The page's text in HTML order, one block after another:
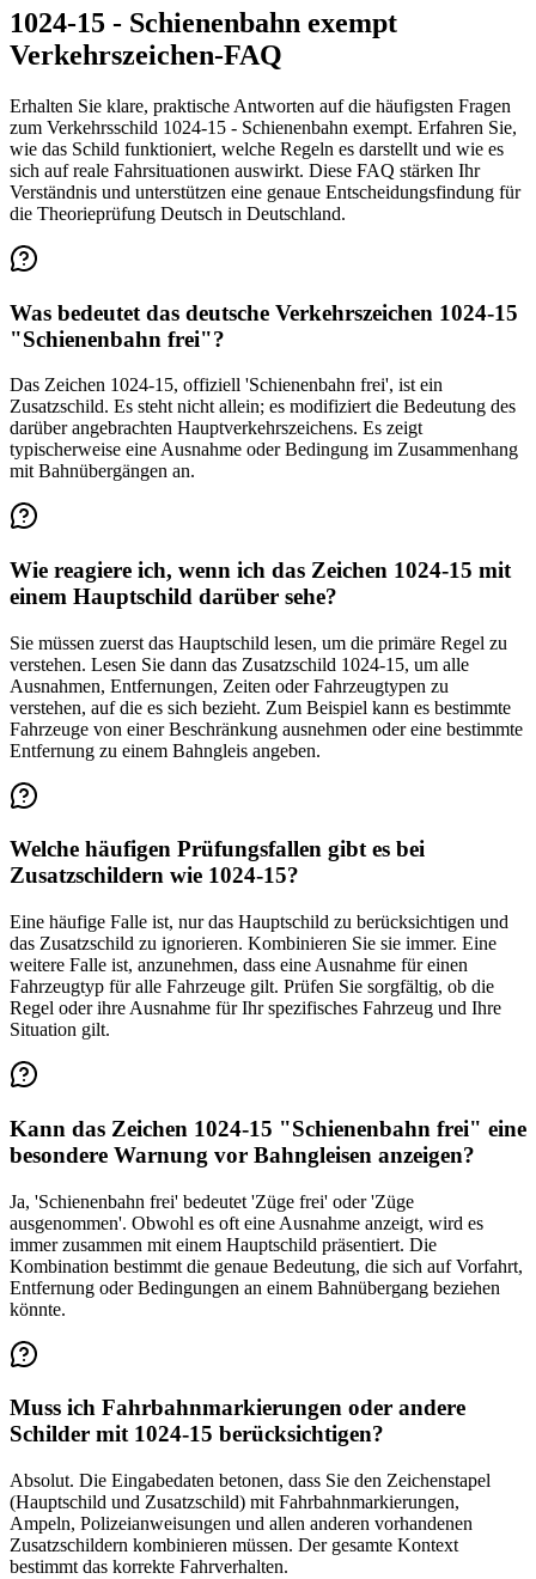
1024-15 - Schienenbahn exempt
Verkehrszeichen-FAQ
Erhalten Sie klare, praktische Antworten auf die häufigsten Fragen
zum Verkehrsschild 1024-15 - Schienenbahn exempt. Erfahren Sie,
wie das Schild funktioniert, welche Regeln es darstellt und wie es
sich auf reale Fahrsituationen auswirkt. Diese FAQ stärken Ihr
Verständnis und unterstützen eine genaue Entscheidungsfindung für
die Theorieprüfung Deutsch in Deutschland.
Was bedeutet das deutsche Verkehrszeichen 1024-15
"Schienenbahn frei"?
Das Zeichen 1024-15, offiziell 'Schienenbahn frei', ist ein
Zusatzschild. Es steht nicht allein; es modifiziert die Bedeutung des
darüber angebrachten Hauptverkehrszeichens. Es zeigt
typischerweise eine Ausnahme oder Bedingung im Zusammenhang
mit Bahnübergängen an.
Wie reagiere ich, wenn ich das Zeichen 1024-15 mit
einem Hauptschild darüber sehe?
Sie müssen zuerst das Hauptschild lesen, um die primäre Regel zu
verstehen. Lesen Sie dann das Zusatzschild 1024-15, um alle
Ausnahmen, Entfernungen, Zeiten oder Fahrzeugtypen zu
verstehen, auf die es sich bezieht. Zum Beispiel kann es bestimmte
Fahrzeuge von einer Beschränkung ausnehmen oder eine bestimmte
Entfernung zu einem Bahngleis angeben.
Welche häufigen Prüfungsfallen gibt es bei
Zusatzschildern wie 1024-15?
Eine häufige Falle ist, nur das Hauptschild zu berücksichtigen und
das Zusatzschild zu ignorieren. Kombinieren Sie sie immer. Eine
weitere Falle ist, anzunehmen, dass eine Ausnahme für einen
Fahrzeugtyp für alle Fahrzeuge gilt. Prüfen Sie sorgfältig, ob die
Regel oder ihre Ausnahme für Ihr spezifisches Fahrzeug und Ihre
Situation gilt.
Kann das Zeichen 1024-15 "Schienenbahn frei" eine
besondere Warnung vor Bahngleisen anzeigen?
Ja, 'Schienenbahn frei' bedeutet 'Züge frei' oder 'Züge
ausgenommen'. Obwohl es oft eine Ausnahme anzeigt, wird es
immer zusammen mit einem Hauptschild präsentiert. Die
Kombination bestimmt die genaue Bedeutung, die sich auf Vorfahrt,
Entfernung oder Bedingungen an einem Bahnübergang beziehen
könnte.
Muss ich Fahrbahnmarkierungen oder andere
Schilder mit 1024-15 berücksichtigen?
Absolut. Die Eingabedaten betonen, dass Sie den Zeichenstapel
(Hauptschild und Zusatzschild) mit Fahrbahnmarkierungen,
Ampeln, Polizeianweisungen und allen anderen vorhandenen
Zusatzschildern kombinieren müssen. Der gesamte Kontext
bestimmt das korrekte Fahrverhalten.